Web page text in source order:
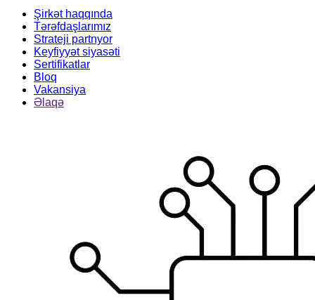
Şirkət haqqında
Tərəfdaşlarımız
Strateji partnyor
Keyfiyyət siyasəti
Sertifikatlar
Bloq
Vakansiya
Əlaqə